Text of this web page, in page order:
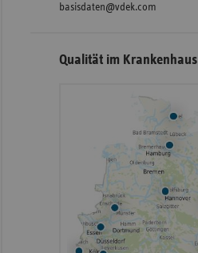
basisdaten@vdek.com
Qualität im Krankenhaus